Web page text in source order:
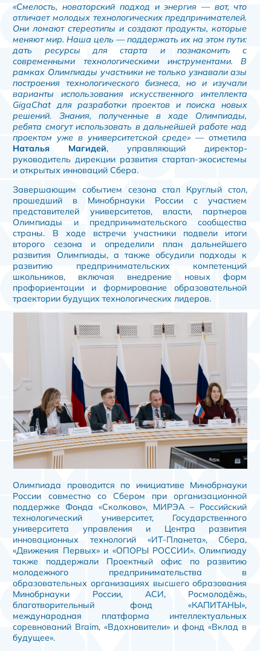
«Смелость, новаторский подход и энергия — вот, что
отличает молодых технологических предпринимателей.
Они ломают стереотипы и создают продукты, которые
меняют мир. Наша цель — поддержать их на этом пути:
дать ресурсы для старта и познакомить с
современными технологическими инструментами. В
рамках Олимпиады участники не только узнавали азы
построения технологического бизнеса, но и изучали
варианты использования искусственного интеллекта
GigaChat для разработки проектов и поиска новых
решений. Знания, полученные в ходе Олимпиады,
ребята смогут использовать в дальнейшей работе над
проектом уже в университетской среде» — отметила
Наталья Магидей, управляющий директор-
руководитель дирекции развития стартап-экосистемы
и открытых инноваций Сбера.
Завершающим событием сезона стал Круглый стол,
прошедший в Минобрнауки России с участием
представителей университетов, власти, партнеров
Олимпиады и предпринимательского сообщества
страны. В ходе встречи участники подвели итоги
второго сезона и определили план дальнейшего
развития Олимпиады, а также обсудили подходы к
развитию предпринимательских компетенций
школьников, включая внедрение новых форм
профориентации и формирование образовательной
траектории будущих технологических лидеров.
Олимпиада проводится по инициативе Минобрнауки
России совместно со Сбером при организационной
поддержке Фонда «Сколково», МИРЭА – Российский
технологический университет, Государственного
университета управления и Центра развития
инновационных технологий «ИТ-Планета», Сбера,
«Движения Первых» и «ОПОРЫ РОССИИ». Олимпиаду
также поддержали Проектный офис по развитию
молодежного предпринимательства в
образовательных организациях высшего образования
Минобрнауки России, АСИ, Росмолодёжь,
благотворительный фонд «КАПИТАНЫ»,
международная платформа интеллектуальных
соревнований Braim, «Вдохновители» и фонд «Вклад в
будущее».